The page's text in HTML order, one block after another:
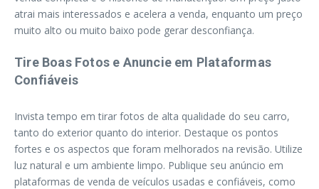
atrai mais interessados e acelera a venda, enquanto um preço
muito alto ou muito baixo pode gerar desconfiança.
Tire Boas Fotos e Anuncie em Plataformas
Confiáveis
Invista tempo em tirar fotos de alta qualidade do seu carro,
tanto do exterior quanto do interior. Destaque os pontos
fortes e os aspectos que foram melhorados na revisão. Utilize
luz natural e um ambiente limpo. Publique seu anúncio em
plataformas de venda de veículos usadas e confiáveis, como